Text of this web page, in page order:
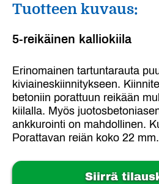
Tuotteen kuvaus:
5-reikäinen kalliokiila
Erinomainen tartuntarauta
kiviaineskiinnitykseen.
betoniin porattuun reikään
kiilalla. Myös
ankkurointi on mahdollinen.
Porattavan reiän koko 22 mm.
Siirrä